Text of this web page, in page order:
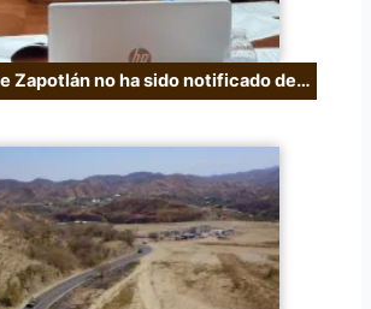
Zapotlán no ha sido notificado de…